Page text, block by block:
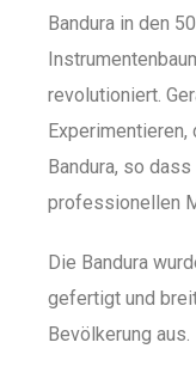
Bandura in den
revolutioniert.
Bandura, so
professionellen
Die Bandura
gefertigt und
Bevölkerung aus.